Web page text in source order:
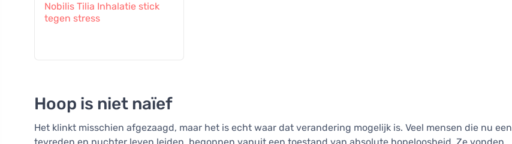
Nobilis Tilia Inhalatie stick
tegen stress
Hoop is niet naïef
Het klinkt misschien afgezaagd, maar het is echt waar dat verandering mogelijk is. Veel mensen die nu een